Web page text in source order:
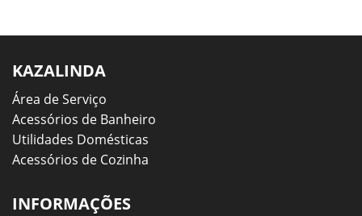
KAZALINDA
Área de Serviço
Acessórios de Banheiro
Utilidades Domésticas
Acessórios de Cozinha
INFORMAÇÕES